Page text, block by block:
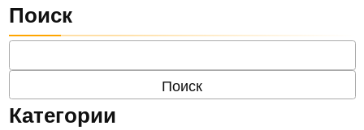
Поиск
Категории